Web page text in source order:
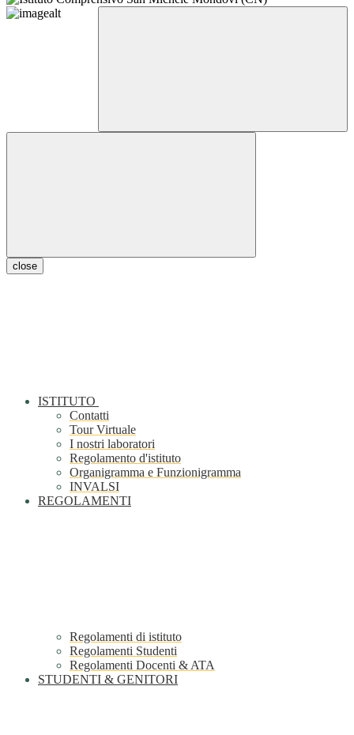
close
ISTITUTO
Contatti
Tour Virtuale
I nostri laboratori
Regolamento d'istituto
Organigramma e Funzionigramma
INVALSI
REGOLAMENTI
Regolamenti di istituto
Regolamenti Studenti
Regolamenti Docenti & ATA
STUDENTI & GENITORI